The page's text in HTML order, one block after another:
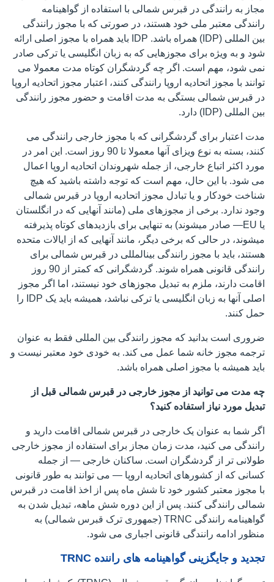
مجاز به رانندگی در قبرس شمالی با استفاده از گواهینامه
رانندگی معتبر ملی خود هستند، در صورتی که با مجوز رانندگی
بین المللی (IDP) همراه باشد. IDP باید همراه با مجوز اصلی ارائه
شود و به ویژه برای مجوزهایی که به زبان انگلیسی یا ترکی صادر
نمی شود، مهم است. اگر چه گردشگران کوتاه مدت معمولا می
توانند با مجوز اتحادیه اروپا رانندگی کنند، اعتبار مجوز اتحادیه اروپا
در قبرس شمالی بستگی به مدت اقامت و حضور مجوز رانندگی
بین المللی (IDP) دارد.
مدت اعتبار برای گردشگرانی که با مجوز خارجی رانندگی می
کنند، بسته به نوع ویزای آنها معمولا تا 90 روز است. این امر در
مورد اکثر اتباع خارجی، از جمله شهروندان اتحادیه اروپا اعمال
می شود. با این حال، مهم است که توجه داشته باشید که هیچ
شناخت خودکار و یا تبادل مجوز اتحادیه اروپا در قبرس شمالی
وجود ندارد. برخی از مجوزهای ملی (مانند آنهایی که در انگلستان
یا EU— صادر میشوند) به تنهایی برای بازدیدهای کوتاه پذیرفته
میشوند، در حالی که برخی دیگر، مانند آنهایی که از ایالات متحده
هستند، باید با مجوز رانندگی بینالمللی در قبرس شمالی برای
رانندگی قانونی همراه شوند. گردشگرانی که کمتر از 90 روز
اقامت دارند، ملزم به تبدیل مجوزهای خود نیستند، اما اگر مجوز
اصلی آنها به زبان انگلیسی یا ترکی نباشد، همیشه باید یک IDP را
حمل کنند.
ضروری است بدانید که مجوز رانندگی بین المللی فقط به عنوان
ترجمه مجوز خانه شما عمل می کند. به خودی خود معتبر نیست و
باید همیشه با مجوز اصلی همراه باشد.
چه مدت می توانید از مجوز خارجی در قبرس شمالی قبل از
تبدیل مورد نیاز استفاده کنید؟
اگر شما به عنوان یک خارجی در قبرس شمالی اقامت دارید و
رانندگی می کنید، مدت زمان مجاز برای استفاده از مجوز خارجی
طولانی تر از گردشگران است. ساکنان خارجی — از جمله
کسانی که از کشورهای اتحادیه اروپا — می توانند به طور قانونی
با مجوز معتبر کشور خود تا شش ماه پس از اخذ اقامت در قبرس
شمالی رانندگی کنند. پس از این دوره شش ماهه، تبدیل شدن به
گواهینامه رانندگی TRNC (جمهوری ترک قبرس شمالی) به
منظور ادامه رانندگی قانونی اجباری می شود.
تجدید و جایگزینی گواهینامه های راننده TRNC